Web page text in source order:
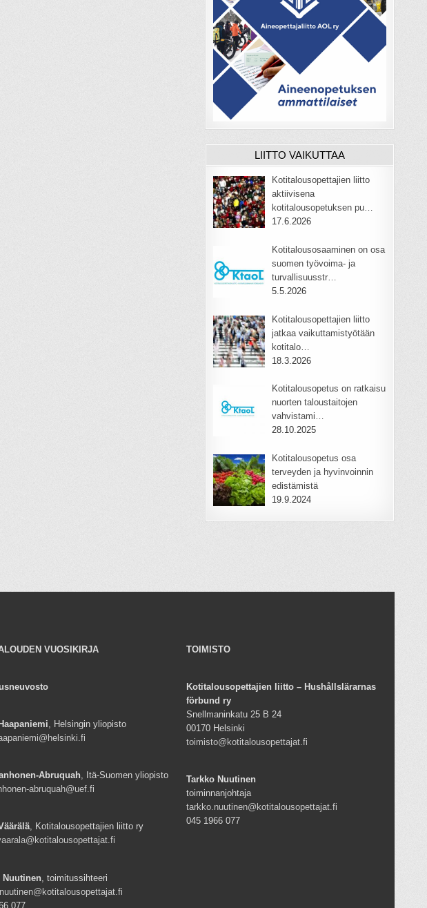
LIITTO VAIKUTTAA
Kotitalousopettajien liitto
aktiivisena
kotitalousopetuksen pu…
17.6.2026
Kotitalousosaaminen on osa
suomen työvoima- ja
turvallisuusstr…
5.5.2026
Kotitalousopettajien liitto
jatkaa vaikuttamistyötään
kotitalo…
18.3.2026
Kotitalousopetus on ratkaisu
nuorten taloustaitojen
vahvistami…
28.10.2025
Kotitalousopetus osa
terveyden ja hyvinvoinnin
edistämistä
19.9.2024
VUOSIKIRJA
, Helsingin yliopisto
Abruquah, Itä-Suomen yliopisto
abruquah@uef.fi
, Kotitalousopettajien liitto ry
Nuutinen , toimitussihteeri
077
TOIMISTO
Kotitalousopettajien liitto – Hushållslärarnas
förbund ry
Snellmaninkatu 25 B 24
00170 Helsinki
toimisto@kotitalousopettajat.fi
Tarkko Nuutinen
toiminnanjohtaja
tarkko.nuutinen@kotitalousopettajat.fi
045 1966 077